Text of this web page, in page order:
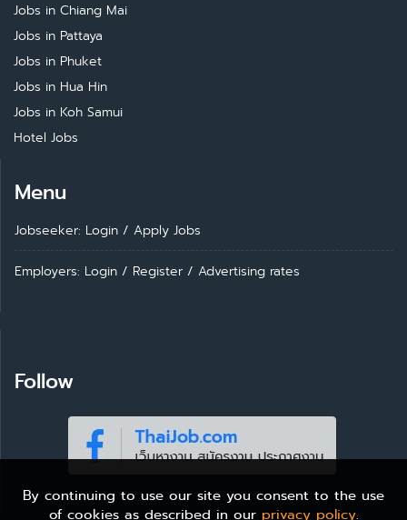
Jobs in Chiang Mai
Jobs in Pattaya
Jobs in Phuket
Jobs in Hua Hin
Jobs in Koh Samui
Hotel Jobs
Menu
Jobseeker: Login / Apply Jobs
Employers: Login / Register / Advertising rates
Follow
By continuing to use our site you consent to the use
of cookies as described in our privacy policy.